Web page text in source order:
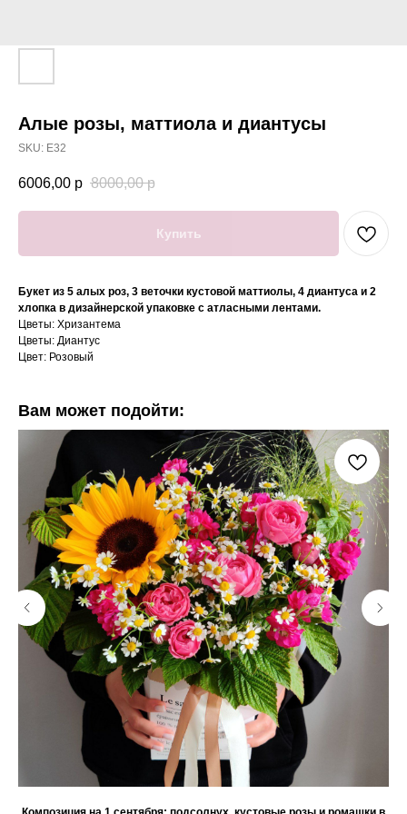
Алые розы, маттиола и диантусы
SKU: E32
6006,00 р 8000,00 р
Купить
Букет из 5 алых роз, 3 веточки кустовой маттиолы, 4 диантуса и 2
хлопка в дизайнерской упаковке с атласными лентами.
Цветы: Хризантема
Цветы: Диантус
Цвет: Розовый
Вам может подойти: